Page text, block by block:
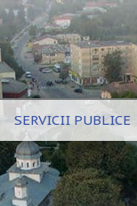
SERVICII PUBLICE